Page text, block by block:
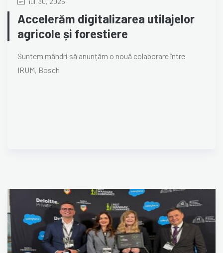
Accelerăm digitalizarea utilajelor
agricole și forestiere
Suntem mândri să anunțăm o nouă colaborare între
IRUM, Bosch